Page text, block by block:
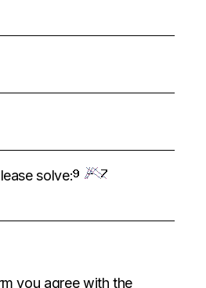
solve:
you agree with the